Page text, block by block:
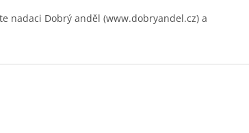
nadaci Dobrý anděl (www.dobryandel.cz) a